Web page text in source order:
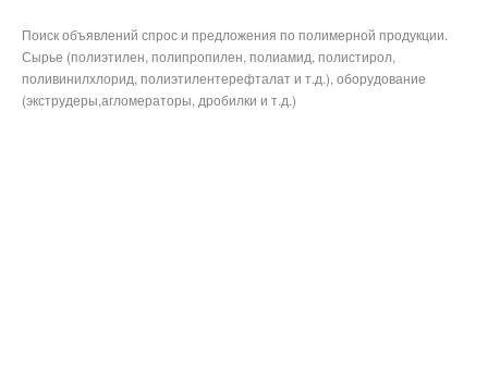
Поиск объявлений спрос и предложения по полимерной продукции.
Сырье (полиэтилен, полипропилен, полиамид, полистирол,
поливинилхлорид, полиэтилентерефталат и т.д.), оборудование
(экструдеры,агломераторы, дробилки и т.д.)